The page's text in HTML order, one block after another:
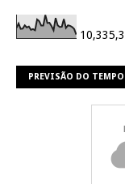
PREVISÃO DO TEMPO